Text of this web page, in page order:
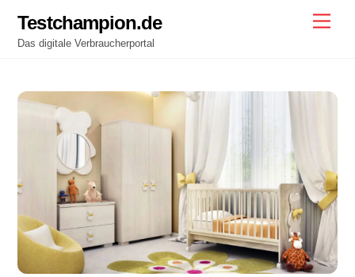
content
Testchampion.de
Das digitale Verbraucherportal